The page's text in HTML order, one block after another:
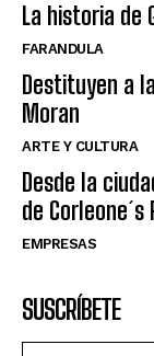
La historia de
FARANDULA
Destituyen a
Moran
ARTE Y CULTURA
Desde la
de Corleone´s
EMPRESAS
SUSCRÍBETE